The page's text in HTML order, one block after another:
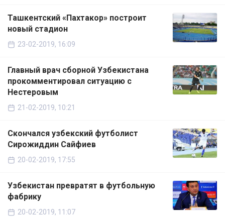
Ташкентский «Пахтакор» построит
новый стадион
23-02-2019, 16:09
Главный врач сборной Узбекистана
прокомментировал ситуацию с
Нестеровым
21-02-2019, 10:21
Скончался узбекский футболист
Сирожиддин Сайфиев
20-02-2019, 17:55
Узбекистан превратят в футбольную
фабрику
20-02-2019, 11:07